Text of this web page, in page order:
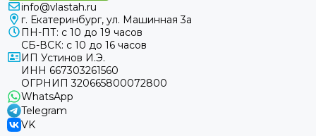
info@vlastah.ru
г. Екатеринбург, ул. Машинная 3а
ПН-ПТ: с 10 до 19 часов
СБ-ВСК: с 10 до 16 часов
ИП Устинов И.Э.
ИНН 667303261560
ОГРНИП 320665800072800
WhatsApp
Telegram
VK